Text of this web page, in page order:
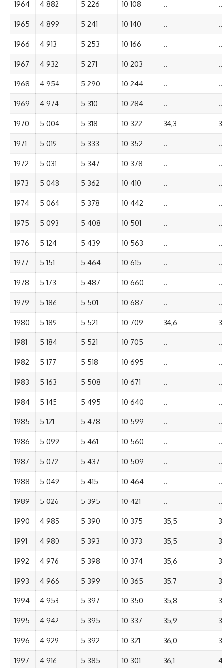
1964 4 882 5 226 10 108 .. ..
1965 4 899 5 241 10 140 .. ..
1966 4 913 5 253 10 166 .. ..
1967 4 932 5 271 10 203 .. ..
1968 4 954 5 290 10 244 .. ..
1969 4 974 5 310 10 284 .. ..
1970 5 004 5 318 10 322 34,3
1971 5 019 5 333 10 352 .. ..
1972 5 031 5 347 10 378 .. ..
1973 5 048 5 362 10 410 .. ..
1974 5 064 5 378 10 442 .. ..
1975 5 093 5 408 10 501 .. ..
1976 5 124 5 439 10 563 .. ..
1977 5 151 5 464 10 615 .. ..
1978 5 173 5 487 10 660 .. ..
1979 5 186 5 501 10 687 .. ..
1980 5 189 5 521 10 709 34,6
1981 5 184 5 521 10 705 .. ..
1982 5 177 5 518 10 695 .. ..
1983 5 163 5 508 10 671 .. ..
1984 5 145 5 495 10 640 .. ..
1985 5 121 5 478 10 599 .. ..
1986 5 099 5 461 10 560 .. ..
1987 5 072 5 437 10 509 .. ..
1988 5 049 5 415 10 464 .. ..
1989 5 026 5 395 10 421 .. ..
1990 4 985 5 390 10 375 35,5
1991 4 980 5 393 10 373 35,5
1992 4 976 5 398 10 374 35,6
1993 4 966 5 399 10 365 35,7
1994 4 953 5 397 10 350 35,8
1995 4 942 5 395 10 337 35,9
1996 4 929 5 392 10 321 36,0
1997 4 916 5 385 10 301 36,1